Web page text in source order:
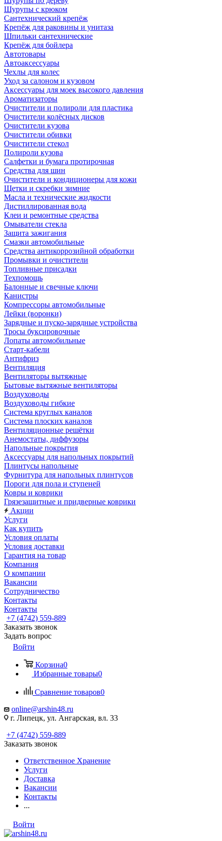
Шурупы с крюком
Сантехнический крепёж
Крепёж для раковины и унитаза
Шпильки сантехнические
Крепёж для бойлера
Автотовары
Автоаксессуары
Чехлы для колес
Уход за салоном и кузовом
Аксессуары для моек высокого давления
Ароматизаторы
Очистители и полироли для пластика
Очистители колёсных дисков
Очистители кузова
Очистители обивки
Очистители стекол
Полироли кузова
Салфетки и бумага протирочная
Средства для шин
Очистители и кондиционеры для кожи
Щетки и скребки зимние
Масла и технические жидкости
Дистиллированная вода
Клеи и ремонтные средства
Омыватели стекла
Защита зажигания
Смазки автомобильные
Средства антикоррозийной обработки
Промывки и очистители
Топливные присадки
Техпомощь
Балонные и свечные ключи
Канистры
Компрессоры автомобильные
Лейки (воронки)
Зарядные и пуско-зарядные устройства
Тросы буксировочные
Лопаты автомобильные
Старт-кабели
Антифриз
Вентиляция
Вентиляторы вытяжные
Бытовые вытяжные вентиляторы
Воздуховоды
Воздуховоды гибкие
Система круглых каналов
Система плоских каналов
Вентиляционные решётки
Анемостаты, диффузоры
Напольные покрытия
Аксессуары для напольных покрытий
Плинтусы напольные
Фурнитура для напольных плинтусов
Пороги для пола и ступеней
Ковры и коврики
Грязезащитные и придверные коврики
Акции
Услуги
Как купить
Условия оплаты
Условия доставки
Гарантия на товар
Компания
О компании
Вакансии
Сотрудничество
Контакты
Контакты
+7 (4742) 559-889
Заказать звонок
Задать вопрос
Войти
Корзина0
Избранные товары0
Сравнение товаров0
online@arshin48.ru
г. Липецк, ул. Ангарская, вл. 33
+7 (4742) 559-889
Заказать звонок
Ответственное Хранение
Услуги
Доставка
Вакансии
Контакты
...
Войти